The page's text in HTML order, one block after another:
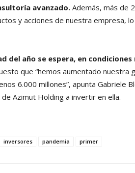
avanzado. Además, más de
y acciones de nuestra empresa,
del año se espera, en condiciones
que “hemos aumentado nuestra
6.000 millones”, apunta Gabriele
Azimut Holding a invertir en ella.
inversores pandemia primer